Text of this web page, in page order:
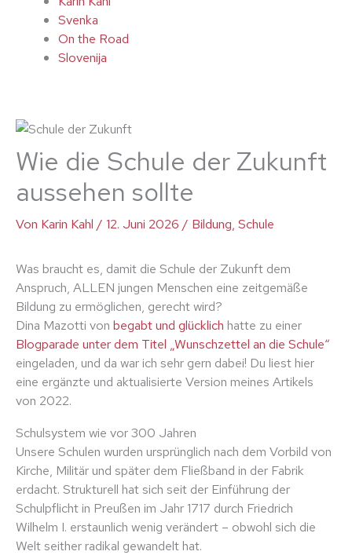
Svenka
On the Road
Slovenija
Wie die Schule der Zukunft
aussehen sollte
Von Karin Kahl / 12. Juni 2026 / Bildung, Schule
Was braucht es, damit die Schule der Zukunft dem
Anspruch, ALLEN jungen Menschen eine zeitgemäße
Bildung zu ermöglichen, gerecht wird?
Dina Mazotti von begabt und glücklich hatte zu einer
Blogparade unter dem Titel „Wunschzettel an die Schule“
eingeladen, und da war ich sehr gern dabei! Du liest hier
eine ergänzte und aktualisierte Version meines Artikels
von 2022.
Schulsystem wie vor 300 Jahren
Unsere Schulen wurden ursprünglich nach dem Vorbild von
Kirche, Militär und später dem Fließband in der Fabrik
erdacht. Strukturell hat sich seit der Einführung der
Schulpflicht in Preußen im Jahr 1717 durch Friedrich
Wilhelm I. erstaunlich wenig verändert – obwohl sich die
Welt seither radikal gewandelt hat.